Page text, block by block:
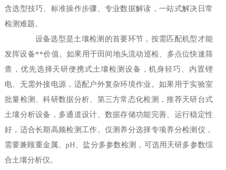
含选型技巧、标准操作步骤、专业数据解读，一站式解决日常
检测难题。
设备选型是土壤检测的首要环节，按需匹配机型才能
发挥设备**价值。如果用于田间地头流动巡检、多点位快速筛
查，优先选择天研便携式土壤检测设备，机身轻巧、内置锂
电、无需外接电源，适配户外复杂环境作业。如果用于实验室
批量检测、科研数据分析、第三方常态化检测，推荐天研台式
土壤分析设备，多通道设计、数据存储功能完善、运行稳定性
好，适合长期高频检测工作。仅测养分选择专项养分检测仪，
需要兼顾重金属、pH、盐分多参数检测，可选用天研多参数综
合土壤分析仪。